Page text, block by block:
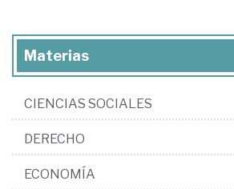
Materias
CIENCIAS SOCIALES
DERECHO
ECONOMÍA